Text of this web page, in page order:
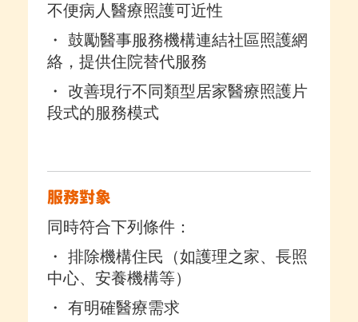
不便病人醫療照護可近性
・ 鼓勵醫事服務機構連結社區照護網
絡，提供住院替代服務
・ 改善現行不同類型居家醫療照護片
段式的服務模式
服務對象
同時符合下列條件：
・ 排除機構住民（如護理之家、長照
中心、安養機構等）
・ 有明確醫療需求